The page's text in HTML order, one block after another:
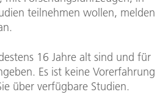
teilnehmen wollen, melden
16 Jahre alt sind und für
Es ist keine Vorerfahrung
über verfügbare Studien.